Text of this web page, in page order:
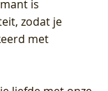
is
zodat je
met